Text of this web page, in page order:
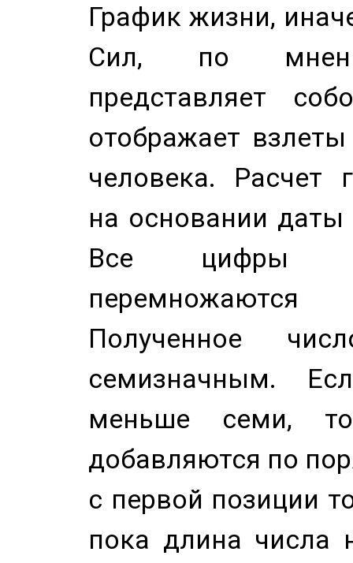
График жизни,
Сил, по
представляет
отображает
человека. Расчет
на основании
Все цифры
Полученное
семизначным.
меньше семи,
добавляются по
с первой позиции
пока длина числа